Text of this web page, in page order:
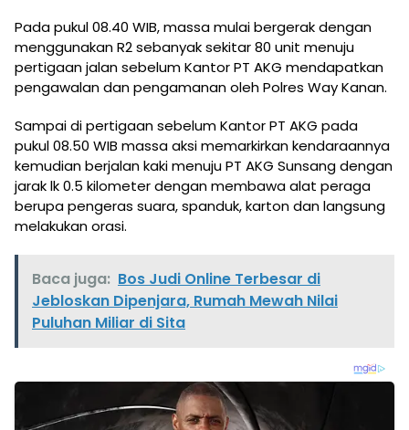
Pada pukul 08.40 WIB, massa mulai bergerak dengan
menggunakan R2 sebanyak sekitar 80 unit menuju
pertigaan jalan sebelum Kantor PT AKG mendapatkan
pengawalan dan pengamanan oleh Polres Way Kanan.
Sampai di pertigaan sebelum Kantor PT AKG pada
pukul 08.50 WIB massa aksi memarkirkan kendaraannya
kemudian berjalan kaki menuju PT AKG Sunsang dengan
jarak lk 0.5 kilometer dengan membawa alat peraga
berupa pengeras suara, spanduk, karton dan langsung
melakukan orasi.
Baca juga: Bos Judi Online Terbesar di
Jebloskan Dipenjara, Rumah Mewah Nilai
Puluhan Miliar di Sita